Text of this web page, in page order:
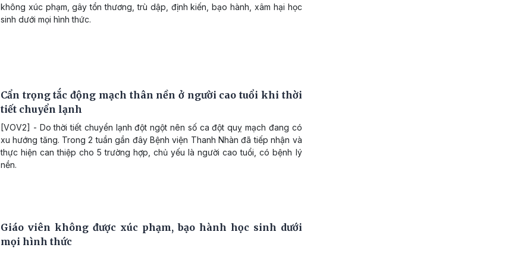
không xúc phạm, gây tổn thương, trù dập, định kiến, bạo hành, xâm hại học
sinh dưới mọi hình thức.
Cẩn trọng tắc động mạch thân nền ở người cao tuổi khi thời
tiết chuyển lạnh
[VOV2] - Do thời tiết chuyển lạnh đột ngột nên số ca đột quỵ mạch đang có
xu hướng tăng. Trong 2 tuần gần đây Bệnh viện Thanh Nhàn đã tiếp nhận và
thực hiện can thiệp cho 5 trường hợp, chủ yếu là người cao tuổi, có bệnh lý
nền.
Giáo viên không được xúc phạm, bạo hành học sinh dưới
mọi hình thức